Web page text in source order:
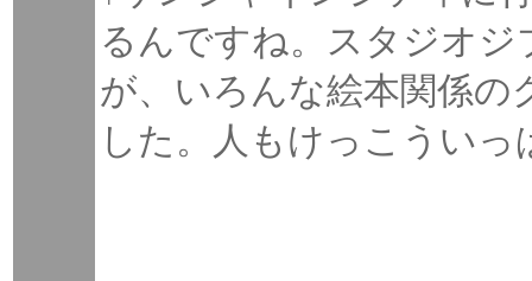
るんですね。スタジオ
が、いろんな絵本関係
した。人もけっこうい